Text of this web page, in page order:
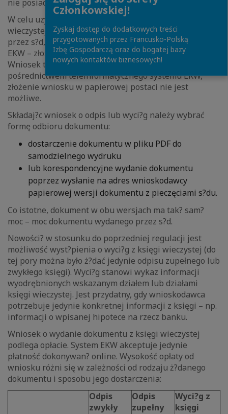
nie posiada waloru dokumentu wydanego przez s?d.
W celu uzyskania odpisu lub wyci?gu z księgi
wieczystej, posiadaj?cego moc dokumentu wydanego
przez s?d, należy skorzystać z drugiej funkcjonalności
EKW – złożenia wniosku o wydanie dokumentu.
Wniosek taki można obecnie złożyć wył?cznie za
pośrednictwem teleinformatycznego systemu EKW,
złożenie wniosku w papierowej postaci nie jest
możliwe.
Składaj?c wniosek o odpis lub wyci?g należy wybrać
formę odbioru dokumentu:
dostarczenie dokumentu w pliku PDF do
samodzielnego wydruku
lub korespondencyjne wydanie dokumentu
poprzez wysłanie na adres wnioskodawcy
papierowej wersji dokumentu z pieczęciami s?du.
Co istotne, dokument w obu wersjach ma tak? sam?
moc – moc dokumentu wydanego przez s?d.
Nowości? w stosunku do poprzedniej regulacji jest
możliwość wyst?pienia o wyci?g z księgi wieczystej (do
tej pory można było ż?dać jedynie odpisu zupełnego lub
zwykłego księgi). Wyci?g stanowi wykaz informacji
wyodrębnionych wskazanym działem lub działami
księgi wieczystej. Jest przydatny, gdy wnioskodawca
potrzebuje jedynie konkretnej informacji z księgi – np.
informacji o wpisanej hipotece na rzecz banku.
Wniosek o wydanie dokumentu z księgi wieczystej
podlega opłacie. System EKW akceptuje jedynie
płatność dokonywan? online. Wysokość opłaty od
wniosku różni się w zależności od rodzaju ż?danego
dokumentu i sposobu jego dostarczenia:
Odpis
zwykły
Odpis
zupełny
Wyci?g z
księgi
Członkowskiej!
Zyskaj dostęp do dodatkowych treści
przygotowanych przez Francusko-Polską
Izbę Gospodarczą oraz do bogatej bazy
nowych kontaktów biznesowych!